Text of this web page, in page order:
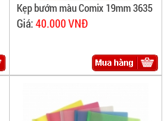
Kẹp bướm màu Comix 19mm 3635
Giá:40.000 VNĐ